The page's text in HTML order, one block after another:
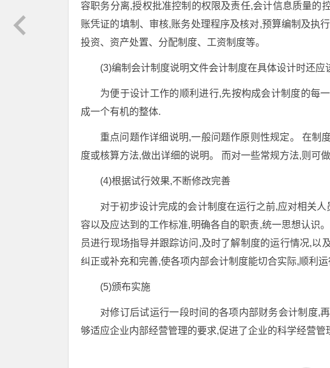
容职务分离,授权批准控制的权限及责任,会计信息质量的
账凭证的填制、审核,账务处理程序及核对,预算编制及执
投资、资产处置、分配制度、工资制度等。
(3)编制会计制度说明文件会计制度在具体设计时还应
为便于设计工作的顺利进行,先按构成会计制度的每
成一个有机的整体.
重点问题作详细说明,一般问题作原则性规定。 在制
度或核算方法,做出详细的说明。 而对一些常规方法,则可做
(4)根据试行效果,不断修改完善
对于初步设计完成的会计制度在运行之前,应对相关
容以及应达到的工作标准,明确各自的职责,统一思想认识
员进行现场指导并跟踪访问,及时了解制度的运行情况,以
纠正或补充和完善,使各项内部会计制度能切合实际,顺利运
(5)颁布实施
对修订后试运行一段时间的各项内部财务会计制度,
够适应企业内部经营管理的要求,促进了企业的科学经营管